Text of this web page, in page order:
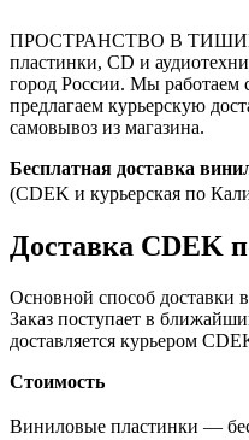
ПРОСТРАНСТВО В ТИШИНЕ
пластинки, CD и
город России. Мы работаем
предлагаем курьерскую
самовывоз из магазина.
Бесплатная доставка
(CDEK и курьерская по
Доставка CDEK
Основной способ доставки
Заказ поступает в
доставляется курьером
Стоимость
Виниловые пластинки —